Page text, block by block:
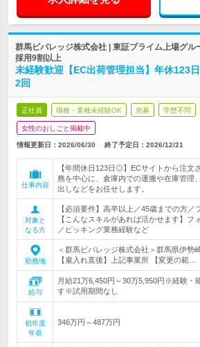
群馬ビバレッジ株式会社 | 東証プライム上場グル
採用9割以上
未経験歓迎【EC出荷管理担当】年休123
2回
正社員 職種・業種未経験OK 急募 学歴不問
女性のおしごと掲載中
情報更新日：2026/06/30 終了予定日： 2026/12/21
仕事内容
【年間休日123日◎】ECサイトから注文
務を中心に、倉庫内での運搬や在庫管理
出しなどをお任せします。
対象と
なる方
【必須要件】高卒以上／45歳までの方／
【こんなスキルがあれば活かせます】フ
／ピッキング業務経験など
勤務地
＜群馬ビバレッジ株式会社＞群馬県伊勢
【雇入れ直後】上記事業所 【変更の範…
給与
月給21万6,450円～30万5,950円※経験・
す※試用期間なし
初年度
年収
346万円～487万円